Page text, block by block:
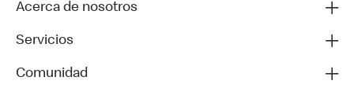
Acerca de nosotros
Servicios
Comunidad